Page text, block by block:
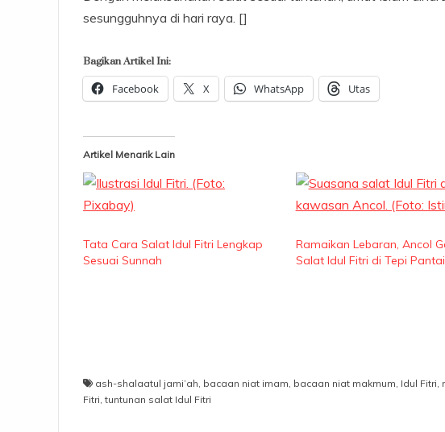
sesungguhnya di hari raya. []
Bagikan Artikel Ini:
Facebook X WhatsApp Utas
Artikel Menarik Lain
Tata Cara Salat Idul Fitri Lengkap
Sesuai Sunnah
Ramaikan Lebaran, Ancol
Salat Idul Fitri di Tepi Pantai
ash-shalaatul jami’ah, bacaan niat imam, bacaan niat makmum, Idul Fitri,
Fitri,tuntunan salat Idul Fitri